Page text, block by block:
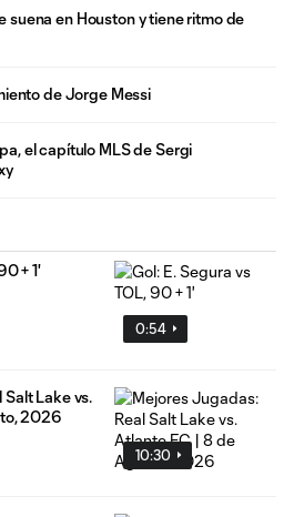
suena en Houston y tiene ritmo de
de Jorge Messi
el capítulo MLS de Sergi
0:54
+ 1'
10:30
Lake vs.
2026